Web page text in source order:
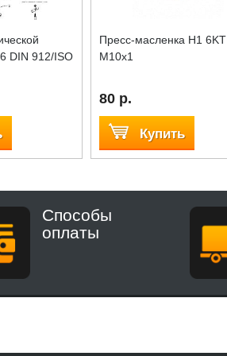
DIN 912/ISO
Пресс-масленка H1 6KT
M10x1
80 р.
Купить
Способы
оплаты